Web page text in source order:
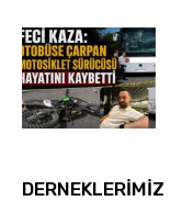
DERNEKLERIMIZ